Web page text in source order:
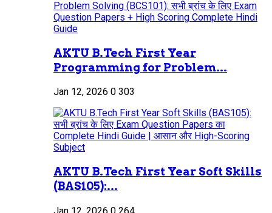
AKTU B.Tech First Year
Programming for Problem...
Jan 12, 2026 0 303
AKTU B.Tech First Year Soft Skills
(BAS105):...